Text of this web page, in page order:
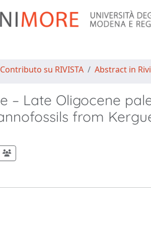
Contributo su RIVISTA Abstract in
– Late Oligocene
from